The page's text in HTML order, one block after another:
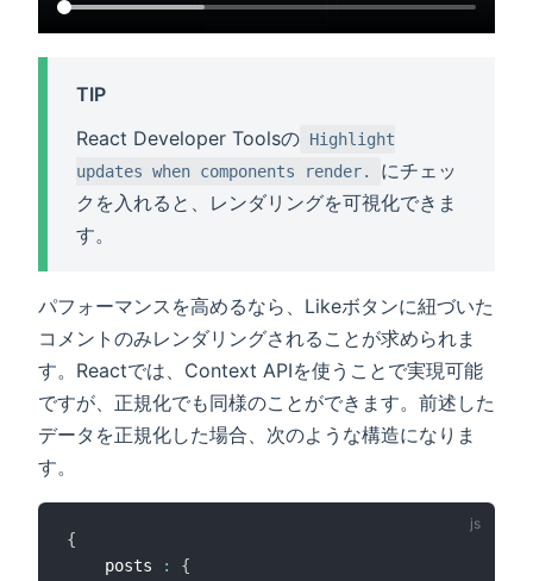
TIP
React Developer Toolsの Highlight
updates when components render.
にチェッ
クを入れると、レンダリングを可視化できま
す。
パフォーマンスを高めるなら、Likeボタンに紐づいた
コメントのみレンダリングされることが求められま
す。Reactでは、Context APIを使うことで実現可能
ですが、正規化でも同様のことができます。前述した
データを正規化した場合、次のような構造になりま
す。
{
    posts
:
{